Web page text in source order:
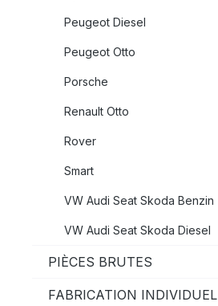
Peugeot Diesel
Peugeot Otto
Porsche
Renault Otto
Rover
Smart
VW Audi Seat Skoda Benzin
VW Audi Seat Skoda Diesel
PIÈCES BRUTES
FABRICATION INDIVIDUEL